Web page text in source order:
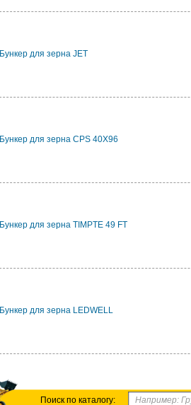
Бункер для зерна JET
Бункер для зерна CPS 40X96
Бункер для зерна TIMPTE 49 FT
Бункер для зерна LEDWELL
Поиск по каталогу: